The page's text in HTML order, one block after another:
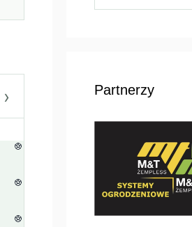
› Partnerzy